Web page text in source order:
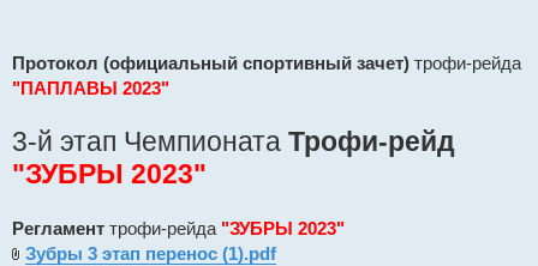
Протокол (официальный спортивный зачет) трофи-рейда
"ПАПЛАВЫ 2023"
3-й этап Чемпионата Трофи-рейд
"ЗУБРЫ 2023"
Регламент трофи-рейда "ЗУБРЫ 2023"
Зубры 3 этап перенос (1).pdf